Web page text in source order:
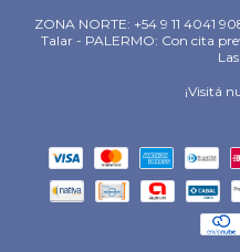
ZONA NORTE: +54 9 11 4041
Talar - PALERMO: Con cita
¡Visitá